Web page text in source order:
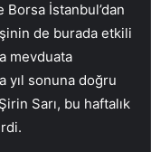
Borsa İstanbul’dan
de burada etkili
mevduata
yıl sonuna doğru
Sarı, bu haftalık